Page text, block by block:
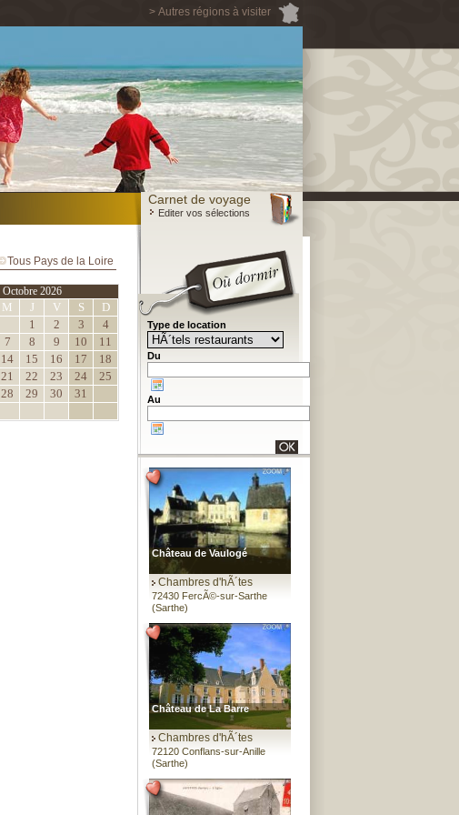
> Autres régions à visiter
Carnet de voyage
Editer vos sélections
Tous Pays de la Loire
Octobre 2026
M J V S
D
1
2 3
4
7 8 9 10
11
14 15 16 17
18
21 22 23 24
25
28 29 30 31
Type de location
Du
Au
Château de Vaulogé
Chambres d'hÃ´tes
72430 FercÃ©-sur-Sarthe
(Sarthe)
Château de La Barre
Chambres d'hÃ´tes
72120 Conflans-sur-Anille
(Sarthe)